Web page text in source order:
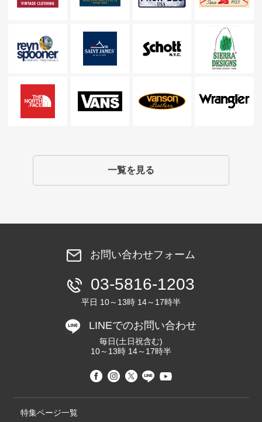
一覧を見る
お問い合わせフォーム
03-5816-1203
平日 10～13時 14～17時半
LINEでのお問い合わせ
毎日(土日祝含む)
10～13時 14～17時半
特集ページ一覧